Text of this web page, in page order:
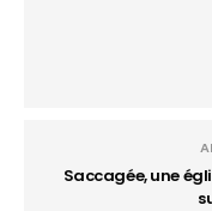
Saccagée, une